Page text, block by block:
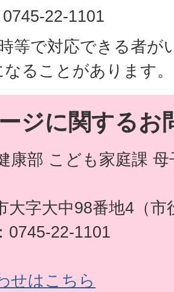
22-1101
等で対応できる者が
ることがあります。
ジに関するお
康部 こども家庭課 母
大字大中98番地4（市
0745-22-1101
せはこちら